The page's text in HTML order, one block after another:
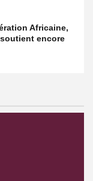
Africaine,
encore